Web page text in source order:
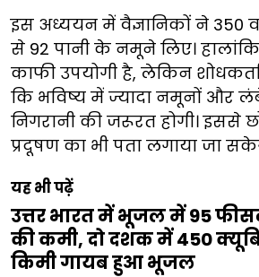
इस अध्ययन में वैज्ञानिकों ने 350
से 92 पानी के नमूने लिए।
काफी उपयोगी है, लेकिन
कि भविष्य में ज्यादा नमूनों और
निगरानी की जरूरत होगी। इससे
प्रदूषण का भी पता लगाया जा
यह भी पढ़ें
उत्तर भारत में भूजल में 95
की कमी, दो दशक में 450
किमी गायब हुआ भूजल